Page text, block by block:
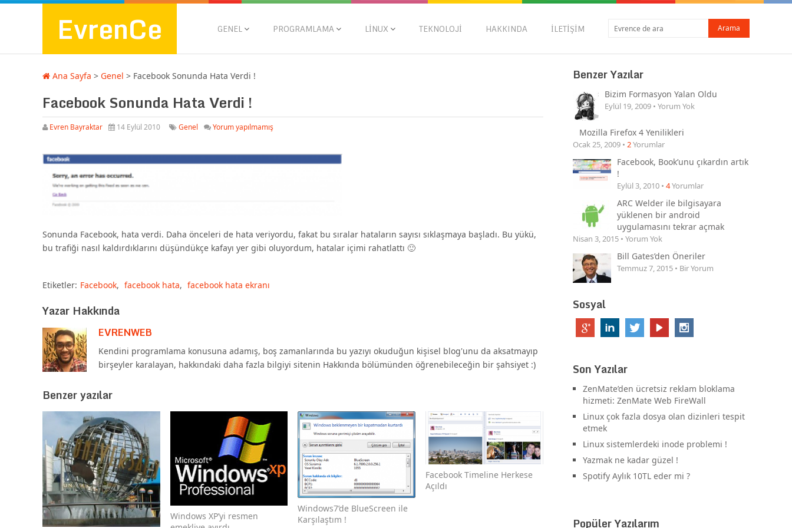
EvrenCe GENEL PROGRAMLAMA LINUX TEKNOLOJI HAKKINDA İLETIŞIM
Ana Sayfa > Genel > Facebook Sonunda Hata Verdi !
Facebook Sonunda Hata Verdi !
Evren Bayraktar 14 Eylül 2010 Genel Yorum yapılmamış
Sonunda Facebook, hata verdi. Daha önceleri de hata veriyordu, fakat bu sıralar hataların sayısı sıklaşmaya başladı. Bu yükü,
bu trafiği nasıl kaldırdıklarını düşündükçe kafayı yer gibi oluyordum, hatalar içimi rahatlattı 🙂
Etiketler: Facebook, facebook hata, facebook hata ekranı
Yazar Hakkında
EVRENWEB
Kendini programlama konusuna adamış, boş zamanlarında bu yazıyı okuduğun kişisel blog'unu da aksatmayıp
birşeyler karalayan, hakkındaki daha fazla bilgiyi sitenin Hakkında bölümünden öğrenebileceğin bir şahsiyet :)
Benzer yazılar
Windows XP’yi resmen
Windows7’de BlueScreen ile
Karşılaştım !
Facebook Timeline Herkese
Açıldı
Benzer Yazılar
Bizim Formasyon Yalan Oldu
Eylül 19, 2009 • Yorum Yok
Mozilla Firefox 4 Yenilikleri
Ocak 25, 2009 • 2Yorumlar
Facebook, Book’unu çıkardın artık
!
Eylül 3, 2010 • 4Yorumlar
ARC Welder ile bilgisayara
yüklenen bir android
uygulamasını tekrar açmak
Nisan 3, 2015 • Yorum Yok
Bill Gates’den Öneriler
Temmuz 7, 2015 • Bir Yorum
Sosyal
Son Yazılar
ZenMate’den ücretsiz reklam bloklama
hizmeti: ZenMate Web FireWall
Linux çok fazla dosya olan dizinleri tespit
etmek
Linux sistemlerdeki inode problemi !
Yazmak ne kadar güzel !
Spotify Aylık 10TL eder mi ?
Popüler Yazılarım